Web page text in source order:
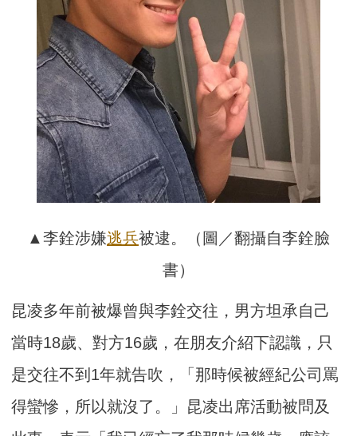
▲李銓涉嫌逃兵被逮。（圖／翻攝自李銓臉
書）
昆凌多年前被爆曾與李銓交往，男方坦承自己
當時18歲、對方16歲，在朋友介紹下認識，只
是交往不到1年就告吹，「那時候被經紀公司罵
得蠻慘，所以就沒了。」昆凌出席活動被問及